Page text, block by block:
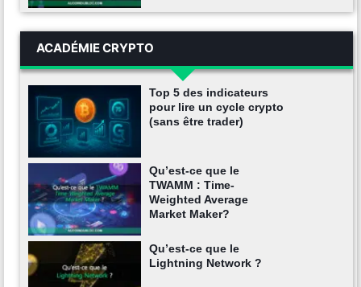
ACADÉMIE CRYPTO
Top 5 des indicateurs
pour lire un cycle crypto
(sans être trader)
Qu’est-ce que le
TWAMM : Time-
Weighted Average
Market Maker?
Qu’est-ce que le
Lightning Network ?